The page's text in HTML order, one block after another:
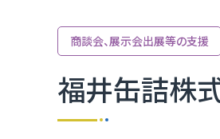
商談会、展示会出展等の支援
福井缶詰株